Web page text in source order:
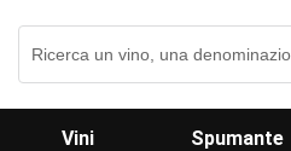
Vini Spumante